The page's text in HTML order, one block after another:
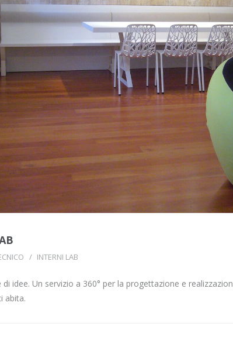
INTERNI LAB
idee. Un servizio a 360° per la progettazione e
abita.